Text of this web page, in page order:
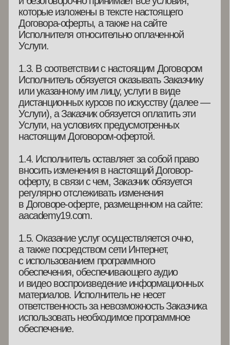
а также посредством сети Интернет,
с использованием программного
обеспечения, обеспечивающего аудио
и видео воспроизведение информационных
материалов. Исполнитель не несет
ответственность за невозможность Заказчика
использовать необходимое программное
1.6. Заказчик выбирает Услугу
из представленных на сайте Исполнителя
aacademy19.com
1.7. Как до, так и после акцепта Договора-
оферты Заказчик может поддерживать связь
и обращаться за помощью и разъяснениями
по эл. почте aacademy.19@yandex.ru
исключительно при условии соблюдения
Заказчиком обязанности по их оплате,
порядок оплаты установлен в настоящем
Договоре-оферте.
1.9. Заказчик подтверждает, что, совершая
акцепт настоящего Договора-оферты,
он соглашается со стоимостью
и продолжительностью выбранной Услуги,
Исполнителем за соблюдение этих условий.
Заказчик обязуется соблюдать условия
выбранной Услуги вплоть до срока
ее завершения.
1.10. В случае невозможности оказания
Услуги по причине, возникшей по вине
Заказчика, услуги подлежат оплате в полном
1.11. Вся информация и материалы,
полученные Заказчиком в рамках оказания
услуг по настоящему договору, является